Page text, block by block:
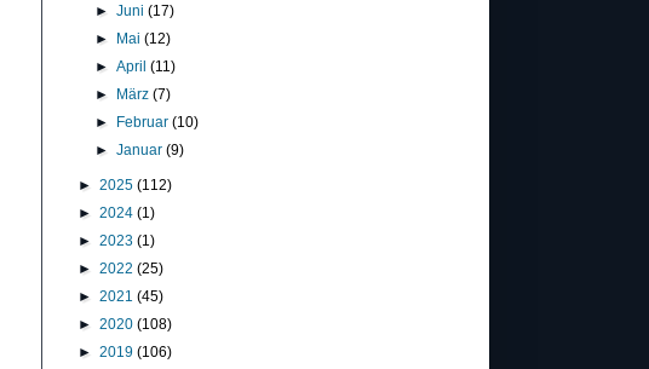
►Juni(17)
► Mai(12)
►April(11)
► März(7)
► Februar(10)
►Januar(9)
► 2025 (112)
► 2024 (1)
► 2023 (1)
► 2022 (25)
► 2021 (45)
► 2020 (108)
► 2019 (106)